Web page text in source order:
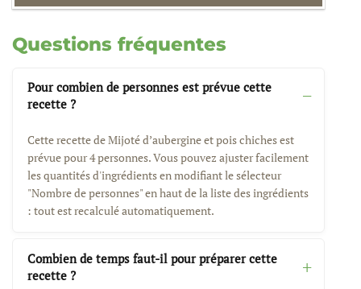
Questions fréquentes
Pour combien de personnes est prévue cette
recette ?
Cette recette de Mijoté d’aubergine et pois chiches est
prévue pour 4 personnes. Vous pouvez ajuster facilement
les quantités d'ingrédients en modifiant le sélecteur
"Nombre de personnes" en haut de la liste des ingrédients
: tout est recalculé automatiquement.
Combien de temps faut-il pour préparer cette
recette ?